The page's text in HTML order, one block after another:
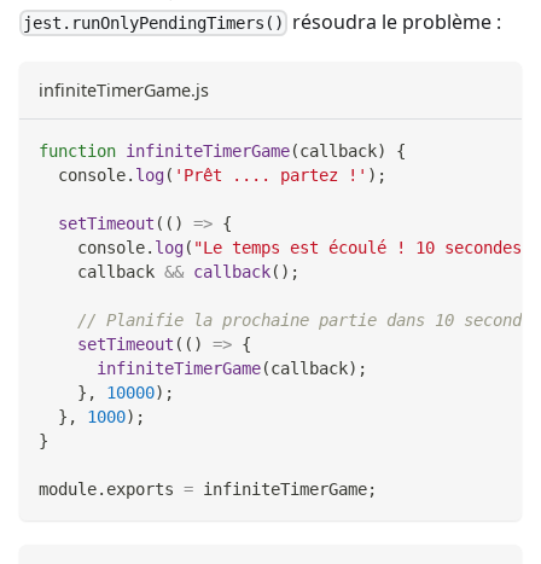
jest.runOnlyPendingTimers() résoudra le problème :
infiniteTimerGame.js
function infiniteTimerGame(callback)
{
console. log( 'Prêt .... partez !' ) ;
setTimeout ( ( ) => {
console. log( "Le temps est écoulé ! 10
    callback
&& callback( ) ;
// Planifie la prochaine partie dans 10 secondes
setTimeout ( ( ) => {
infiniteTimerGame(callback) ;
} , 10000) ;
} , 1000) ;
}
module. exports = infiniteTimerGame;